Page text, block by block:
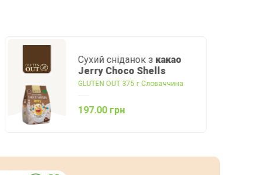
Сухий сніданок зкакао
Jerry Choco Shells
GLUTEN OUT 375 г Словаччина
197.00 грн